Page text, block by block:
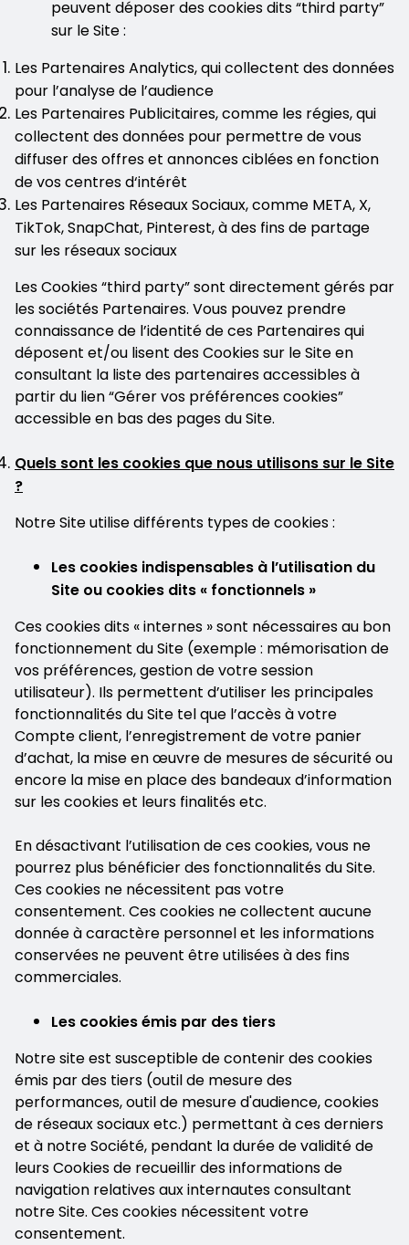
peuvent déposer des cookies dits “third party”
sur le Site :
Les Partenaires Analytics, qui collectent des données
pour l’analyse de l’audience
Les Partenaires Publicitaires, comme les régies, qui
collectent des données pour permettre de vous
diffuser des offres et annonces ciblées en fonction
de vos centres d‘intérêt
Les Partenaires Réseaux Sociaux, comme META, X,
TikTok, SnapChat, Pinterest, à des fins de partage
sur les réseaux sociaux
Les Cookies “third party” sont directement gérés par
les sociétés Partenaires. Vous pouvez prendre
connaissance de l’identité de ces Partenaires qui
déposent et/ou lisent des Cookies sur le Site en
consultant la liste des partenaires accessibles à
partir du lien “Gérer vos préférences cookies”
accessible en bas des pages du Site.
Quels sont les cookies que nous utilisons sur le Site
?
Notre Site utilise différents types de cookies :
Les cookies indispensables à l’utilisation du
Site ou cookies dits « fonctionnels »
Ces cookies dits « internes » sont nécessaires au bon
fonctionnement du Site (exemple : mémorisation de
vos préférences, gestion de votre session
utilisateur). Ils permettent d’utiliser les principales
fonctionnalités du Site tel que l’accès à votre
Compte client, l’enregistrement de votre panier
d’achat, la mise en œuvre de mesures de sécurité ou
encore la mise en place des bandeaux d’information
sur les cookies et leurs finalités etc.
En désactivant l’utilisation de ces cookies, vous ne
pourrez plus bénéficier des fonctionnalités du Site.
Ces cookies ne nécessitent pas votre
consentement. Ces cookies ne collectent aucune
donnée à caractère personnel et les informations
conservées ne peuvent être utilisées à des fins
commerciales.
Les cookies émis par des tiers
Notre site est susceptible de contenir des cookies
émis par des tiers (outil de mesure des
performances, outil de mesure d'audience, cookies
de réseaux sociaux etc.) permettant à ces derniers
et à notre Société, pendant la durée de validité de
leurs Cookies de recueillir des informations de
navigation relatives aux internautes consultant
notre Site. Ces cookies nécessitent votre
consentement.